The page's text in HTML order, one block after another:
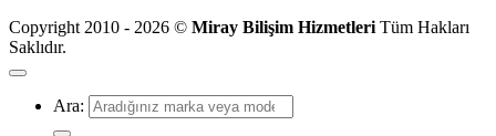
Copyright 2010 - 2026 © Miray Bilişim Hizmetleri Tüm Hakları
Saklıdır.
Ara: